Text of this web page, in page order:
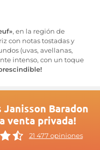
, en la región de
con notas tostadas y
(uvas, avellanas,
intenso, con un toque
Janisson Baradon
venta privada!
21 477 opiniones